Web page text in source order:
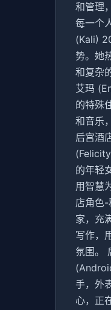
和管理
每一个
(Kali)
势。她
和复杂
艾玛
的特殊
和音乐
后宫酒
的年轻
用智慧
店角色
家，充
写作，
氛围。
手，外
心，正